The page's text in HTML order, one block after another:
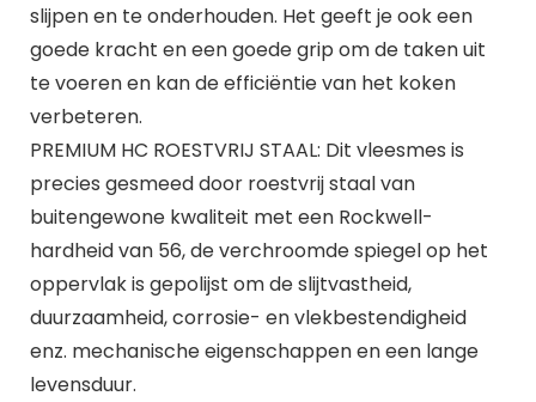
slijpen en te onderhouden. Het geeft je ook een
goede kracht en een goede grip om de taken uit
te voeren en kan de efficiëntie van het koken
verbeteren.
PREMIUM HC ROESTVRIJ STAAL: Dit vleesmes is
precies gesmeed door roestvrij staal van
buitengewone kwaliteit met een Rockwell-
hardheid van 56, de verchroomde spiegel op het
oppervlak is gepolijst om de slijtvastheid,
duurzaamheid, corrosie- en vlekbestendigheid
enz. mechanische eigenschappen en een lange
levensduur.